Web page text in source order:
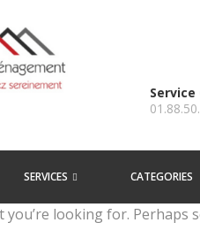
Service
SERVICES CATEGORIES
you’re looking for. Perhaps